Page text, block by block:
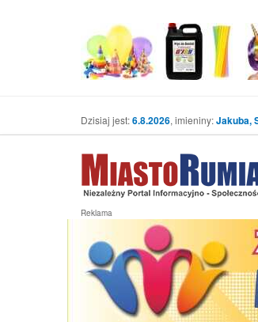
Dzisiaj jest:6.8.2026, imieniny:Jakuba,
Reklama